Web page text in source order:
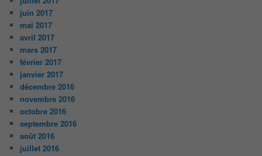
juin 2017
mai 2017
avril 2017
mars 2017
février 2017
janvier 2017
décembre 2016
novembre 2016
octobre 2016
septembre 2016
août 2016
juillet 2016